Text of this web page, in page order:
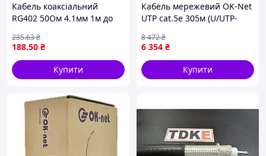
Кабель коаксіальний
RG402 50Ом 4.1мм 1м до
188.50 ₴
235.63₴
Купити
Кабель мережевий OK-Net
UTP cat.5e 305м (U/UTP-
4х2х0,46)
6 354 ₴
8 472₴
Купити